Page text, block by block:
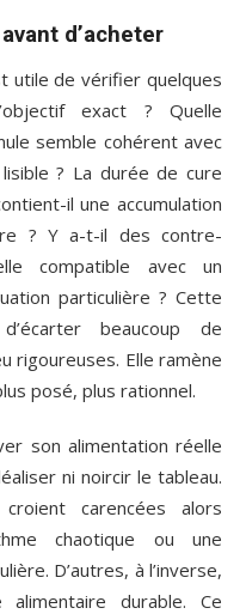
d’acheter
utile de vérifier quelques
exact ? Quelle
semble cohérent avec
? La durée de cure
il une accumulation
? Y a-t-il des contre-
compatible avec un
particulière ? Cette
beaucoup de
rigoureuses. Elle ramène
posé, plus rationnel.
son alimentation réelle
ni noircir le tableau.
carencées alors
chaotique ou une
D’autres, à l’inverse,
alimentaire durable. Ce